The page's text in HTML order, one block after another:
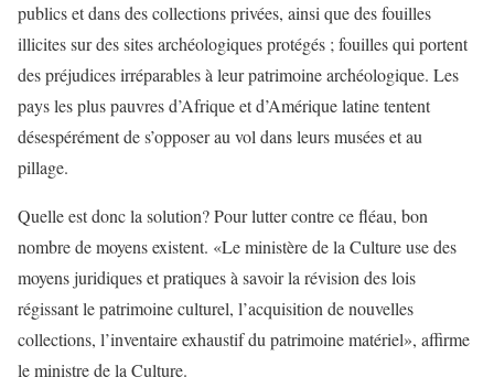
publics et dans des collections privées, ainsi que des fouilles
illicites sur des sites archéologiques protégés ; fouilles qui portent
des préjudices irréparables à leur patrimoine archéologique. Les
pays les plus pauvres d’Afrique et d’Amérique latine tentent
désespérément de s’opposer au vol dans leurs musées et au
pillage.
Quelle est donc la solution? Pour lutter contre ce fléau, bon
nombre de moyens existent. «Le ministère de la Culture use des
moyens juridiques et pratiques à savoir la révision des lois
régissant le patrimoine culturel, l’acquisition de nouvelles
collections, l’inventaire exhaustif du patrimoine matériel», affirme
le ministre de la Culture.